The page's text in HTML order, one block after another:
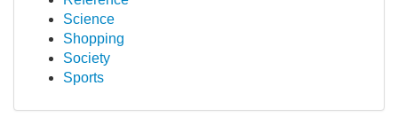
Science
Shopping
Society
Sports